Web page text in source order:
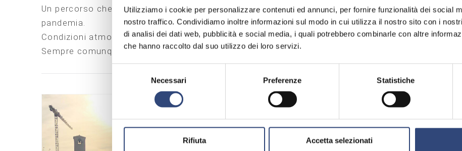
Utilizziamo i cookie per personalizzare contenuti ed annunci, per fornire funzionalità dei social
nostro traffico. Condividiamo inoltre informazioni sul modo in cui utilizza il nostro sito con i
di analisi dei dati web, pubblicità e social media, i quali potrebbero combinarle con altre
che hanno raccolto dal suo utilizzo dei loro servizi.
Necessari Preferenze Statistiche
Rifiuta Accetta selezionati
Un percorso che ha attraversato 245 comuni italiani, tra cui Amatrice e le zone del terremoto,
pandemia.
Condizioni atmosferiche che sono variate dal sole, alla nebbia, alla pioggia.
Sempre comunque la meravigliosa gara che mette alla prova i migliori specialisti di regolarità